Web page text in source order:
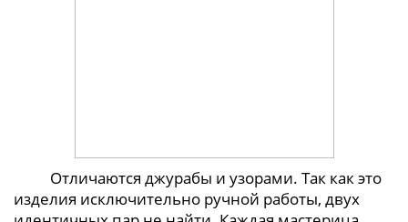
Отличаются джурабы и узорами. Так как это
изделия исключительно ручной работы, двух